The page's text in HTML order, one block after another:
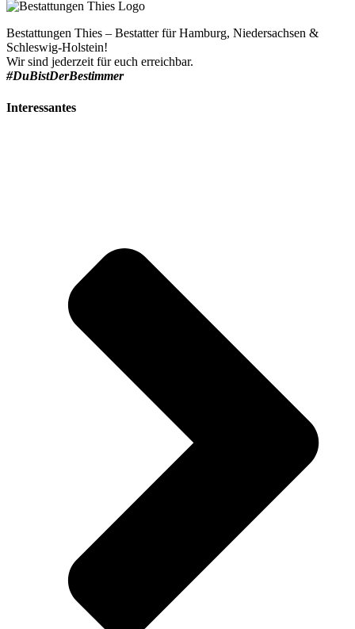
Bestattungen Thies – Bestatter für Hamburg, Niedersachsen &
Schleswig-Holstein!
Wir sind jederzeit für euch erreichbar.
#DuBistDerBestimmer
Interessantes